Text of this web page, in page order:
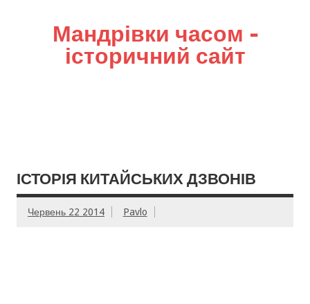
Мандрівки часом –
історичний сайт
ІСТОРІЯ КИТАЙСЬКИХ ДЗВОНІВ
Червень 22 2014 Pavlo